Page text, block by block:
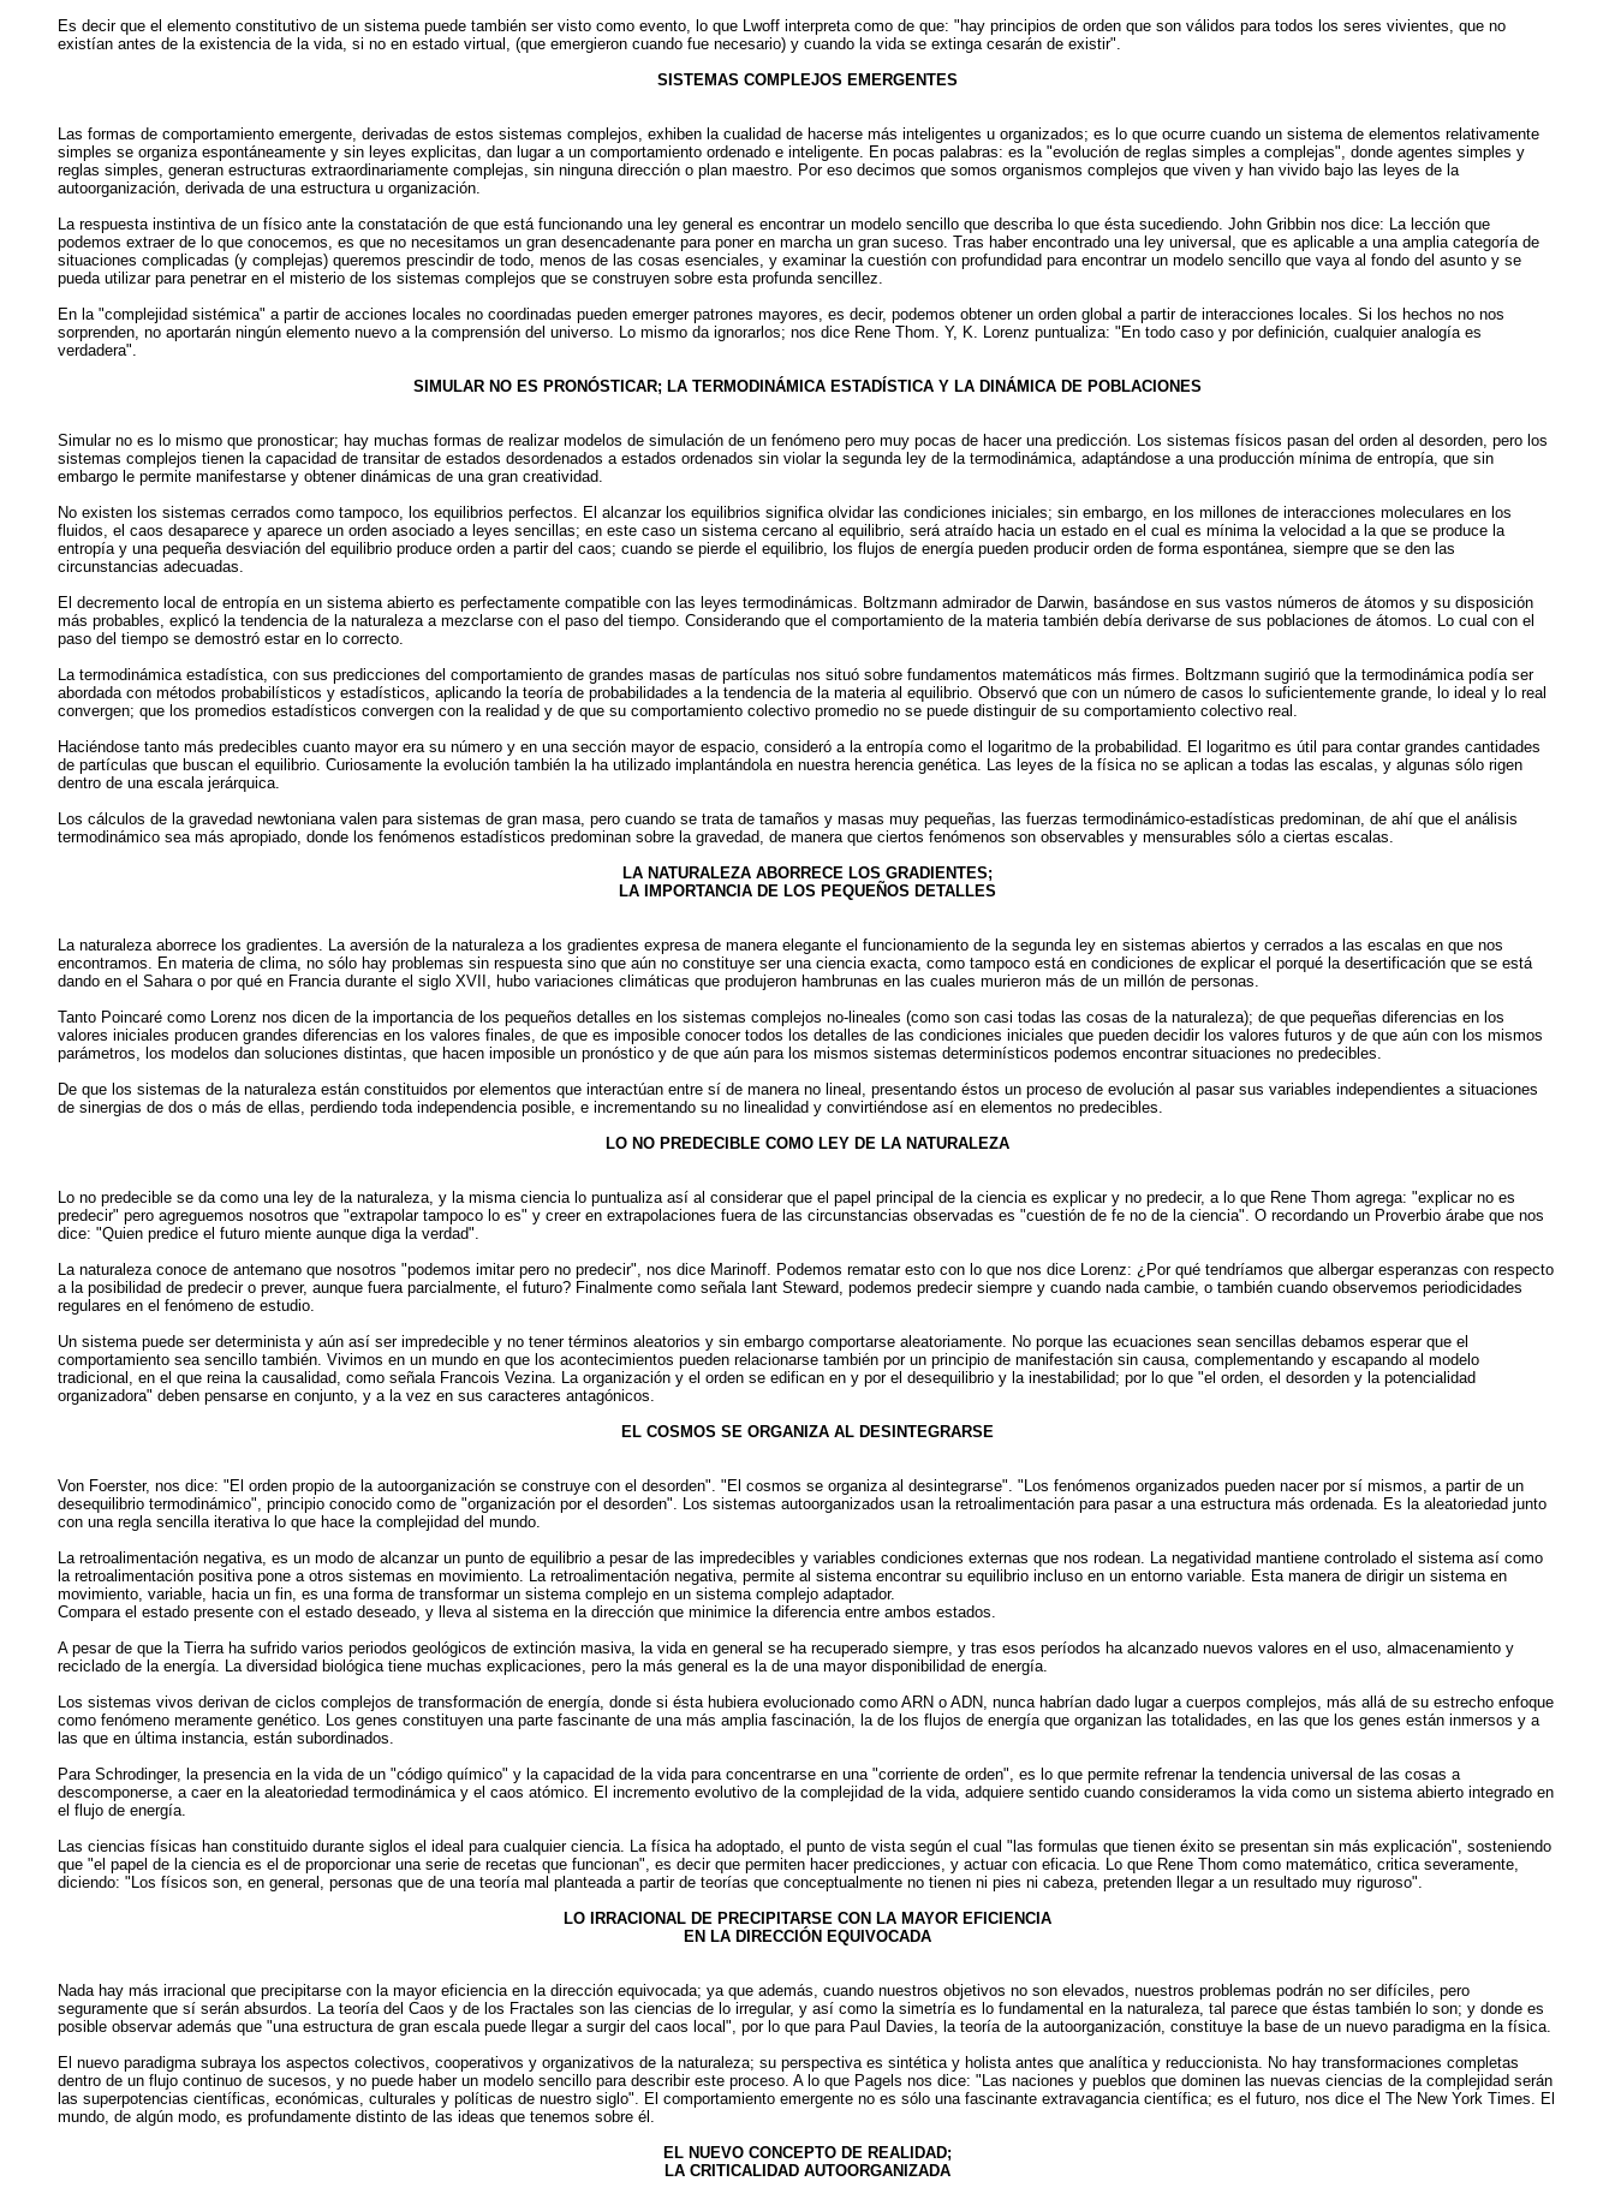
Es decir que el elemento constitutivo de un sistema puede también ser visto como evento, lo que Lwoff interpreta como de que: "hay principios de orden que son válidos para todos los seres vivientes, que no
existían antes de la existencia de la vida, si no en estado virtual, (que emergieron cuando fue necesario) y cuando la vida se extinga cesarán de existir".
SISTEMAS COMPLEJOS EMERGENTES
Las formas de comportamiento emergente, derivadas de estos sistemas complejos, exhiben la cualidad de hacerse más inteligentes u organizados; es lo que ocurre cuando un sistema de elementos relativamente
simples se organiza espontáneamente y sin leyes explicitas, dan lugar a un comportamiento ordenado e inteligente. En pocas palabras: es la "evolución de reglas simples a complejas", donde agentes simples y
reglas simples, generan estructuras extraordinariamente complejas, sin ninguna dirección o plan maestro. Por eso decimos que somos organismos complejos que viven y han vivido bajo las leyes de la
autoorganización, derivada de una estructura u organización.
La respuesta instintiva de un físico ante la constatación de que está funcionando una ley general es encontrar un modelo sencillo que describa lo que ésta sucediendo. John Gribbin nos dice: La lección que
podemos extraer de lo que conocemos, es que no necesitamos un gran desencadenante para poner en marcha un gran suceso. Tras haber encontrado una ley universal, que es aplicable a una amplia categoría de
situaciones complicadas (y complejas) queremos prescindir de todo, menos de las cosas esenciales, y examinar la cuestión con profundidad para encontrar un modelo sencillo que vaya al fondo del asunto y se
pueda utilizar para penetrar en el misterio de los sistemas complejos que se construyen sobre esta profunda sencillez.
En la "complejidad sistémica" a partir de acciones locales no coordinadas pueden emerger patrones mayores, es decir, podemos obtener un orden global a partir de interacciones locales. Si los hechos no nos
sorprenden, no aportarán ningún elemento nuevo a la comprensión del universo. Lo mismo da ignorarlos; nos dice Rene Thom. Y, K. Lorenz puntualiza: "En todo caso y por definición, cualquier analogía es
verdadera".
SIMULAR NO ES PRONÓSTICAR; LA TERMODINÁMICA ESTADÍSTICA Y LA DINÁMICA DE POBLACIONES
Simular no es lo mismo que pronosticar; hay muchas formas de realizar modelos de simulación de un fenómeno pero muy pocas de hacer una predicción. Los sistemas físicos pasan del orden al desorden, pero los
sistemas complejos tienen la capacidad de transitar de estados desordenados a estados ordenados sin violar la segunda ley de la termodinámica, adaptándose a una producción mínima de entropía, que sin
embargo le permite manifestarse y obtener dinámicas de una gran creatividad.
No existen los sistemas cerrados como tampoco, los equilibrios perfectos. El alcanzar los equilibrios significa olvidar las condiciones iniciales; sin embargo, en los millones de interacciones moleculares en los
fluidos, el caos desaparece y aparece un orden asociado a leyes sencillas; en este caso un sistema cercano al equilibrio, será atraído hacia un estado en el cual es mínima la velocidad a la que se produce la
entropía y una pequeña desviación del equilibrio produce orden a partir del caos; cuando se pierde el equilibrio, los flujos de energía pueden producir orden de forma espontánea, siempre que se den las
circunstancias adecuadas.
El decremento local de entropía en un sistema abierto es perfectamente compatible con las leyes termodinámicas. Boltzmann admirador de Darwin, basándose en sus vastos números de átomos y su disposición
más probables, explicó la tendencia de la naturaleza a mezclarse con el paso del tiempo. Considerando que el comportamiento de la materia también debía derivarse de sus poblaciones de átomos. Lo cual con el
paso del tiempo se demostró estar en lo correcto.
La termodinámica estadística, con sus predicciones del comportamiento de grandes masas de partículas nos situó sobre fundamentos matemáticos más firmes. Boltzmann sugirió que la termodinámica podía ser
abordada con métodos probabilísticos y estadísticos, aplicando la teoría de probabilidades a la tendencia de la materia al equilibrio. Observó que con un número de casos lo suficientemente grande, lo ideal y lo real
convergen; que los promedios estadísticos convergen con la realidad y de que su comportamiento colectivo promedio no se puede distinguir de su comportamiento colectivo real.
Haciéndose tanto más predecibles cuanto mayor era su número y en una sección mayor de espacio, consideró a la entropía como el logaritmo de la probabilidad. El logaritmo es útil para contar grandes cantidades
de partículas que buscan el equilibrio. Curiosamente la evolución también la ha utilizado implantándola en nuestra herencia genética. Las leyes de la física no se aplican a todas las escalas, y algunas sólo rigen
dentro de una escala jerárquica.
Los cálculos de la gravedad newtoniana valen para sistemas de gran masa, pero cuando se trata de tamaños y masas muy pequeñas, las fuerzas termodinámico-estadísticas predominan, de ahí que el análisis
termodinámico sea más apropiado, donde los fenómenos estadísticos predominan sobre la gravedad, de manera que ciertos fenómenos son observables y mensurables sólo a ciertas escalas.
LA NATURALEZA ABORRECE LOS GRADIENTES;
LA IMPORTANCIA DE LOS PEQUEÑOS DETALLES
La naturaleza aborrece los gradientes. La aversión de la naturaleza a los gradientes expresa de manera elegante el funcionamiento de la segunda ley en sistemas abiertos y cerrados a las escalas en que nos
encontramos. En materia de clima, no sólo hay problemas sin respuesta sino que aún no constituye ser una ciencia exacta, como tampoco está en condiciones de explicar el porqué la desertificación que se está
dando en el Sahara o por qué en Francia durante el siglo XVII, hubo variaciones climáticas que produjeron hambrunas en las cuales murieron más de un millón de personas.
Tanto Poincaré como Lorenz nos dicen de la importancia de los pequeños detalles en los sistemas complejos no-lineales (como son casi todas las cosas de la naturaleza); de que pequeñas diferencias en los
valores iniciales producen grandes diferencias en los valores finales, de que es imposible conocer todos los detalles de las condiciones iniciales que pueden decidir los valores futuros y de que aún con los mismos
parámetros, los modelos dan soluciones distintas, que hacen imposible un pronóstico y de que aún para los mismos sistemas determinísticos podemos encontrar situaciones no predecibles.
De que los sistemas de la naturaleza están constituidos por elementos que interactúan entre sí de manera no lineal, presentando éstos un proceso de evolución al pasar sus variables independientes a situaciones
de sinergias de dos o más de ellas, perdiendo toda independencia posible, e incrementando su no linealidad y convirtiéndose así en elementos no predecibles.
LO NO PREDECIBLE COMO LEY DE LA NATURALEZA
Lo no predecible se da como una ley de la naturaleza, y la misma ciencia lo puntualiza así al considerar que el papel principal de la ciencia es explicar y no predecir, a lo que Rene Thom agrega: "explicar no es
predecir" pero agreguemos nosotros que "extrapolar tampoco lo es" y creer en extrapolaciones fuera de las circunstancias observadas es "cuestión de fe no de la ciencia". O recordando un Proverbio árabe que nos
dice: "Quien predice el futuro miente aunque diga la verdad".
La naturaleza conoce de antemano que nosotros "podemos imitar pero no predecir", nos dice Marinoff. Podemos rematar esto con lo que nos dice Lorenz: ¿Por qué tendríamos que albergar esperanzas con respecto
a la posibilidad de predecir o prever, aunque fuera parcialmente, el futuro? Finalmente como señala Iant Steward, podemos predecir siempre y cuando nada cambie, o también cuando observemos periodicidades
regulares en el fenómeno de estudio.
Un sistema puede ser determinista y aún así ser impredecible y no tener términos aleatorios y sin embargo comportarse aleatoriamente. No porque las ecuaciones sean sencillas debamos esperar que el
comportamiento sea sencillo también. Vivimos en un mundo en que los acontecimientos pueden relacionarse también por un principio de manifestación sin causa, complementando y escapando al modelo
tradicional, en el que reina la causalidad, como señala Francois Vezina. La organización y el orden se edifican en y por el desequilibrio y la inestabilidad; por lo que "el orden, el desorden y la potencialidad
organizadora" deben pensarse en conjunto, y a la vez en sus caracteres antagónicos.
EL COSMOS SE ORGANIZA AL DESINTEGRARSE
Von Foerster, nos dice: "El orden propio de la autoorganización se construye con el desorden". "El cosmos se organiza al desintegrarse". "Los fenómenos organizados pueden nacer por sí mismos, a partir de un
desequilibrio termodinámico", principio conocido como de "organización por el desorden". Los sistemas autoorganizados usan la retroalimentación para pasar a una estructura más ordenada. Es la aleatoriedad junto
con una regla sencilla iterativa lo que hace la complejidad del mundo.
La retroalimentación negativa, es un modo de alcanzar un punto de equilibrio a pesar de las impredecibles y variables condiciones externas que nos rodean. La negatividad mantiene controlado el sistema así como
la retroalimentación positiva pone a otros sistemas en movimiento. La retroalimentación negativa, permite al sistema encontrar su equilibrio incluso en un entorno variable. Esta manera de dirigir un sistema en
movimiento, variable, hacia un fin, es una forma de transformar un sistema complejo en un sistema complejo adaptador.
Compara el estado presente con el estado deseado, y lleva al sistema en la dirección que minimice la diferencia entre ambos estados.
A pesar de que la Tierra ha sufrido varios periodos geológicos de extinción masiva, la vida en general se ha recuperado siempre, y tras esos períodos ha alcanzado nuevos valores en el uso, almacenamiento y
reciclado de la energía. La diversidad biológica tiene muchas explicaciones, pero la más general es la de una mayor disponibilidad de energía.
Los sistemas vivos derivan de ciclos complejos de transformación de energía, donde si ésta hubiera evolucionado como ARN o ADN, nunca habrían dado lugar a cuerpos complejos, más allá de su estrecho enfoque
como fenómeno meramente genético. Los genes constituyen una parte fascinante de una más amplia fascinación, la de los flujos de energía que organizan las totalidades, en las que los genes están inmersos y a
las que en última instancia, están subordinados.
Para Schrodinger, la presencia en la vida de un "código químico" y la capacidad de la vida para concentrarse en una "corriente de orden", es lo que permite refrenar la tendencia universal de las cosas a
descomponerse, a caer en la aleatoriedad termodinámica y el caos atómico. El incremento evolutivo de la complejidad de la vida, adquiere sentido cuando consideramos la vida como un sistema abierto integrado en
el flujo de energía.
Las ciencias físicas han constituido durante siglos el ideal para cualquier ciencia. La física ha adoptado, el punto de vista según el cual "las formulas que tienen éxito se presentan sin más explicación", sosteniendo
que "el papel de la ciencia es el de proporcionar una serie de recetas que funcionan", es decir que permiten hacer predicciones, y actuar con eficacia. Lo que Rene Thom como matemático, critica severamente,
diciendo: "Los físicos son, en general, personas que de una teoría mal planteada a partir de teorías que conceptualmente no tienen ni pies ni cabeza, pretenden llegar a un resultado muy riguroso".
LO IRRACIONAL DE PRECIPITARSE CON LA MAYOR EFICIENCIA
EN LA DIRECCIÓN EQUIVOCADA
Nada hay más irracional que precipitarse con la mayor eficiencia en la dirección equivocada; ya que además, cuando nuestros objetivos no son elevados, nuestros problemas podrán no ser difíciles, pero
seguramente que sí serán absurdos. La teoría del Caos y de los Fractales son las ciencias de lo irregular, y así como la simetría es lo fundamental en la naturaleza, tal parece que éstas también lo son; y donde es
posible observar además que "una estructura de gran escala puede llegar a surgir del caos local", por lo que para Paul Davies, la teoría de la autoorganización, constituye la base de un nuevo paradigma en la física.
El nuevo paradigma subraya los aspectos colectivos, cooperativos y organizativos de la naturaleza; su perspectiva es sintética y holista antes que analítica y reduccionista. No hay transformaciones completas
dentro de un flujo continuo de sucesos, y no puede haber un modelo sencillo para describir este proceso. A lo que Pagels nos dice: "Las naciones y pueblos que dominen las nuevas ciencias de la complejidad serán
las superpotencias científicas, económicas, culturales y políticas de nuestro siglo". El comportamiento emergente no es sólo una fascinante extravagancia científica; es el futuro, nos dice el The New York Times. El
mundo, de algún modo, es profundamente distinto de las ideas que tenemos sobre él.
EL NUEVO CONCEPTO DE REALIDAD;
LA CRITICALIDAD AUTOORGANIZADA